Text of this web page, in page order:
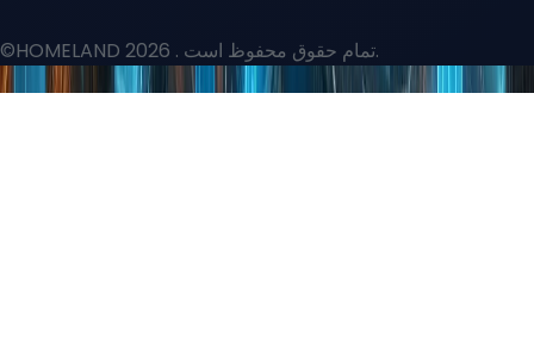
©HOMELAND 2026 . تمام حقوق محفوظ است.